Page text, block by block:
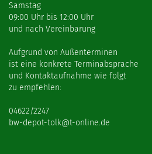
Samstag
09:00 Uhr bis 12:00 Uhr
und nach Vereinbarung
Aufgrund von Außenterminen
ist eine konkrete Terminabsprache
und Kontaktaufnahme wie folgt
zu empfehlen:
04622/2247
bw-depot-tolk@t-online.de